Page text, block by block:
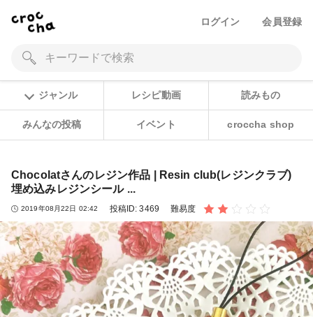
ログイン 会員登録
ジャンル レシピ動画 読みもの
みんなの投稿 イベント croccha shop
Chocolatさんのレジン作品 | Resin club(レジンクラブ)
埋め込みレジンシール ...
2019年08月22日 02:42 投稿ID:3469 難易度